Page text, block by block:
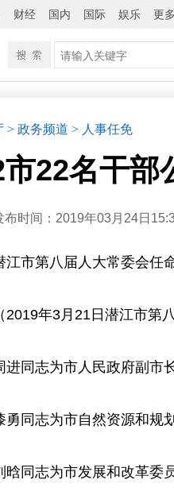
财经 国内 国际 娱乐 更多
> 政务频道 > 人事任免
22名干部
布时间：2019年03月24日
江市第八届人大常委会任
（2019年3月21日潜江市第
进同志为市人民政府副市
勇同志为市自然资源和规
晗同志为市发展和改革委